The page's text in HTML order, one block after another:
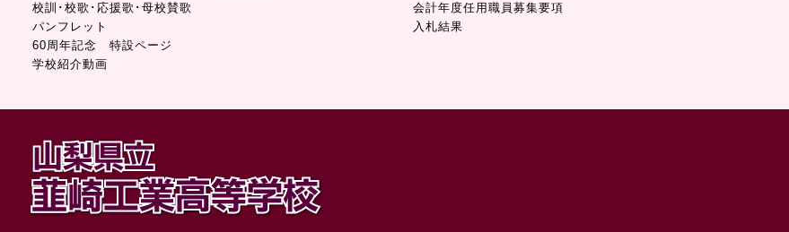
校訓･校歌･応援歌･母校賛歌
パンフレット
60周年記念 特設ページ
学校紹介動画
会計年度任用職員募集要項
入札結果